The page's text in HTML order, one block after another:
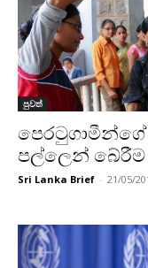
පුවත්
පෙරටුගාමීන්ගේ
පල්ලෙන් බේරීම
Sri Lanka Brief - 21/05/